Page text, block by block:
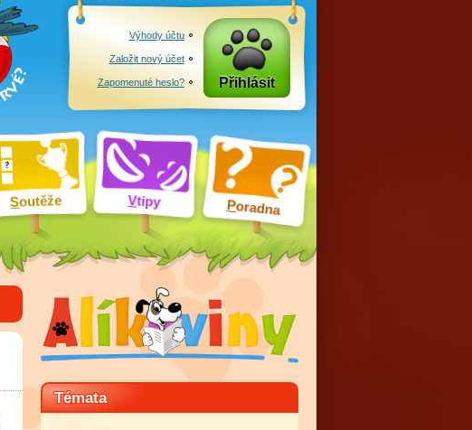
Soutěže Vtipy Poradna
Výhody účtu
Založit nový účet
Zapomenuté heslo? Přihlásit
Témata